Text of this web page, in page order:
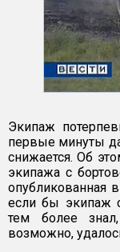
Экипаж
первые минуты
снижается. Об
экипажа с
опубликованная
если бы экипаж
тем более
возможно,